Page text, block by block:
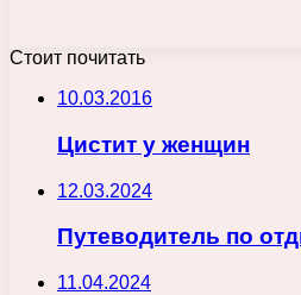
Стоит почитать
10.03.2016
Цистит у женщин
12.03.2024
Путеводитель по
11.04.2024